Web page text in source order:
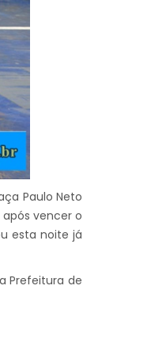
Paulo Neto
vencer o
esta noite já
Prefeitura de